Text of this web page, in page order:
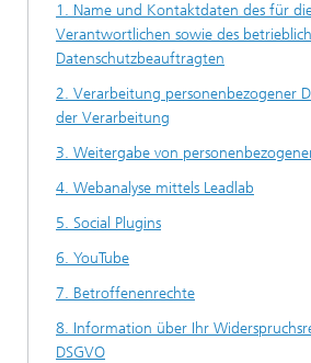
1. Name und Kontaktdaten des für
Verantwortlichen sowie des
Datenschutzbeauftragten
2. Verarbeitung personenbezogener
der Verarbeitung
3. Weitergabe von
4. Webanalyse mittels Leadlab
5. Social Plugins
6. YouTube
7. Betroffenenrechte
8. Information über Ihr
DSGVO